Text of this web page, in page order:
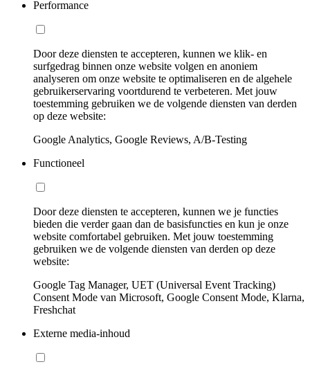
Performance
Door deze diensten te accepteren, kunnen we klik- en
surfgedrag binnen onze website volgen en anoniem
analyseren om onze website te optimaliseren en de algehele
gebruikerservaring voortdurend te verbeteren. Met jouw
toestemming gebruiken we de volgende diensten van derden
op deze website:
Google Analytics, Google Reviews, A/B-Testing
Functioneel
Door deze diensten te accepteren, kunnen we je functies
bieden die verder gaan dan de basisfuncties en kun je onze
website comfortabel gebruiken. Met jouw toestemming
gebruiken we de volgende diensten van derden op deze
website:
Google Tag Manager, UET (Universal Event Tracking)
Consent Mode van Microsoft, Google Consent Mode, Klarna,
Freshchat
Externe media-inhoud